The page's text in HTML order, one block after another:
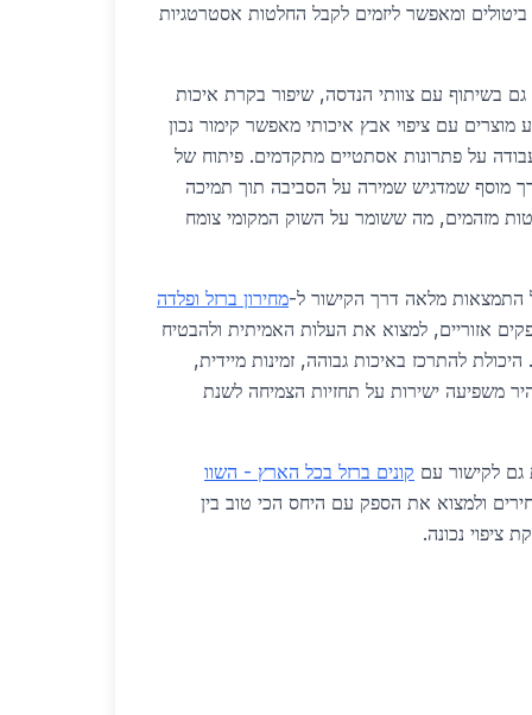
ומאפשר ליזמים לקבל החלטות אסטרטגיות
בשיתוף עם צוותי הנדסה, שיפור בקרת איכות
מוצרים עם ציפוי אבץ איכותי מאפשר קימור נכון
על פתרונות אסתטיים מתקדמים. פיתוח של
מוסף שמדגיש שמירה על הסביבה תוך תמיכה
מזהמים, מה ששומר על השוק המקומי צומח
התמצאות מלאה דרך הקישור ל-מחירון ברזל ופלדה
אזוריים, למצוא את העלות האמיתית ולהבטיח
להתרכז באיכות גבוהה, זמינות מיידית,
משפיעה ישירות על תחזיות הצמיחה לשנת
גם לקישור עם קונים ברזל בכל הארץ - השוו
ולמצוא את הספק עם היחס הכי טוב בין
ציפוי נכונה.